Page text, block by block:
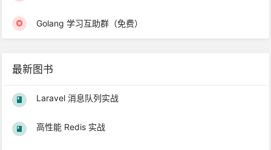
Golang 学习互助群（免费）
最新图书
Laravel 消息队列实战
高性能 Redis 实战